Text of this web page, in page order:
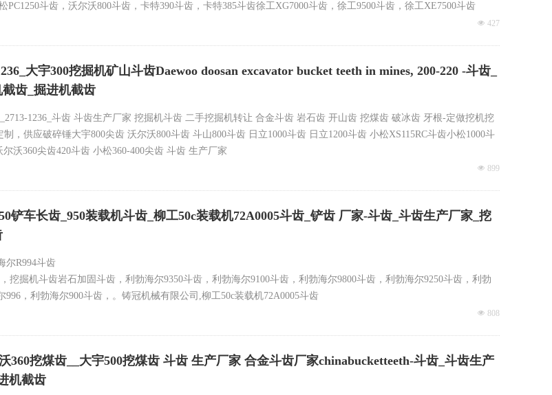
PC1250斗齿，沃尔沃800斗齿，卡特390斗齿，卡特385斗齿徐工XG7000斗齿，徐工9500斗齿，徐工XE7500斗齿
工9500斗齿，徐工1250D斗齿，利勃海尔R9350斗齿，徐工700C斗齿，徐工900斗齿，徐工1300C斗齿，徐工2800斗
费
齿 岩石齿 开山齿 挖煤齿 破冰齿 牙根-定做挖机挖斗30公分-10方挖
넶 427
大宇300挖掘机矿山斗齿Daewoo doosan excavator bucket teeth in mines, 200-220 -斗齿_
齿_掘进机截齿
1236_斗齿 斗齿生产厂家 挖掘机斗齿 二手挖掘机转让 合金斗齿 岩石齿 开山齿 挖煤齿 破冰齿 牙根-定做挖机挖
，供应破碎锤大宇800尖齿 沃尔沃800斗齿 斗山800斗齿 日立1000斗齿 日立1200斗齿 小松XS115RC斗齿小松1000斗
沃360尖齿420斗齿 小松360-400尖齿 斗齿 生产厂家
齿300斗齿360斗齿尖齿500斗齿尖齿
넶 899
铲车长齿_950装载机斗齿_柳工50c装载机72A0005斗齿_铲齿 厂家-斗齿_斗齿生产厂家_挖
尔R994斗齿
挖掘机斗齿岩石加固斗齿，利勃海尔9350斗齿，利勃海尔9100斗齿，利勃海尔9800斗齿，利勃海尔9250斗齿，利勃
，利勃海尔900斗齿，。铸冠机械有限公司,柳工50c装载机72A0005斗齿
넶 808
360挖煤齿__大宇500挖煤齿 斗齿 生产厂家 合金斗齿厂家chinabucketteeth-斗齿_斗齿生产
机截齿